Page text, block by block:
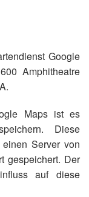
Google
Amphitheatre
Maps ist es
Diese
Server von
gespeichert. Der
auf diese